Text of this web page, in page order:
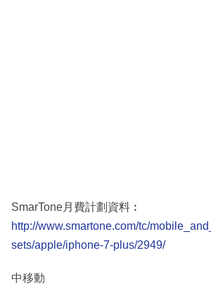
SmarTone月費計劃資料︰
http://www.smartone.com/tc/
sets/apple/iphone-7-plus/2949/
中移動